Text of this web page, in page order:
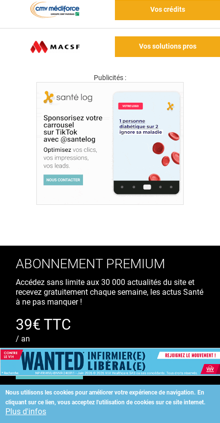
Vos crédits
Vos solutions pros
Publicités :
Nous utilisons les cookies pour améliorer votre expérience de navigation. En
cliquant sur ce lien, vous acceptez l'utilisation de cookies sur ce site internet.
Plus d'infos
ABONNEMENT PREMIUM
Accédez sans limite aux 30 000 actualités du site et
recevez gratuitement chaque semaine, les actus Santé
à ne pas manquer !
39€ TTC
/ an
S'ABONNER
Copyright©2026 ALLIEDHEALTH